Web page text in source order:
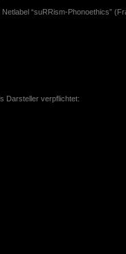
“suRRism-Phonoethics”
Darsteller verpflichtet: